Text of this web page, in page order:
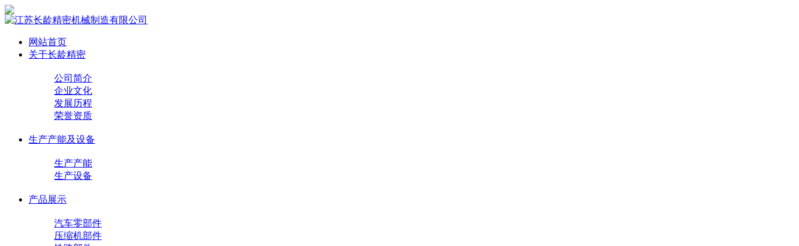
网站首页
关于长龄精密
公司简介
企业文化
发展历程
荣誉资质
生产产能及设备
生产产能
生产设备
产品展示
汽车零部件
压缩机部件